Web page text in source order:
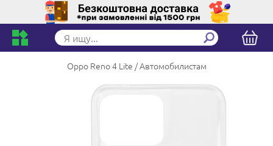
Oppo Reno 4 Lite Автомобилистам